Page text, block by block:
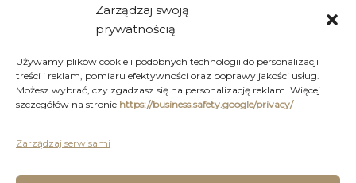
Zarządzaj swoją
prywatnością
Używamy plików cookie i podobnych technologii do personalizacji
treści i reklam, pomiaru efektywności oraz poprawy jakości usług.
Możesz wybrać, czy zgadzasz się na personalizację reklam. Więcej
szczegółów na stronie https://business.safety.google/privacy/
Zarządzaj serwisami
DEKORACJE
KUCHNIA